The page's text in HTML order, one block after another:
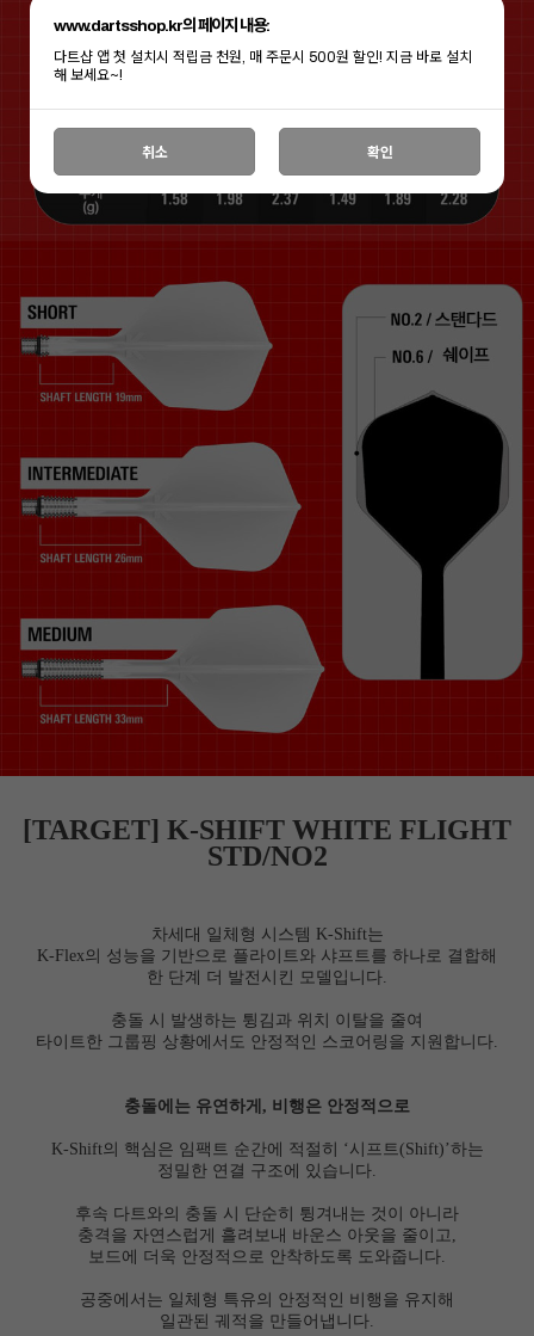
[TARGET] K-SHIFT WHITE FLIGHT
STD/NO2
차세대 일체형 시스템 K-Shift는
K-Flex의 성능을 기반으로 플라이트와 샤프트를 하나로 결합해
한 단계 더 발전시킨 모델입니다.
충돌 시 발생하는 튕김과 위치 이탈을 줄여
타이트한 그룹핑 상황에서도 안정적인 스코어링을 지원합니다.
충돌에는 유연하게, 비행은 안정적으로
K-Shift의 핵심은 임팩트 순간에 적절히 ‘시프트(Shift)’하는
정밀한 연결 구조에 있습니다.
후속 다트와의 충돌 시 단순히 튕겨내는 것이 아니라
충격을 자연스럽게 흘려보내 바운스 아웃을 줄이고,
보드에 더욱 안정적으로 안착하도록 도와줍니다.
공중에서는 일체형 특유의 안정적인 비행을 유지해
일관된 궤적을 만들어냅니다.
www.dartsshop.kr의 페이지 내용:
다트샵 앱 첫 설치시 적립금 천원, 매 주문시 500원 할인! 지금 바로 설치
해 보세요~!
취소 확인